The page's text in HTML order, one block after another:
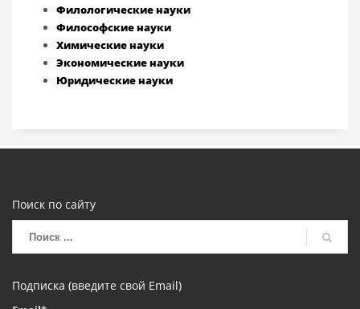
Филологические науки
Философские науки
Химические науки
Экономические науки
Юридические науки
Поиск по сайту
Подписка (введите свой Email)